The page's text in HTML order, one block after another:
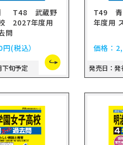
】 T48 武蔵野
2027年度用
問
円(税込）
下旬予定
T49 青
年度用
価格：
発売日：発